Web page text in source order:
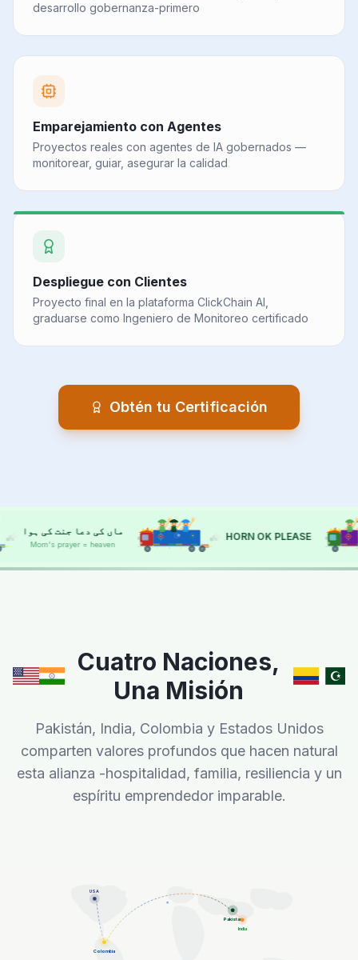
desarrollo gobernanza-primero
Emparejamiento con Agentes
Proyectos reales con agentes de IA gobernados —
monitorear, guiar, asegurar la calidad
Despliegue con Clientes
Proyecto final en la plataforma ClickChain AI,
graduarse como Ingeniero de Monitoreo certificado
Obtén tu Certificación
HORN OK
HORN OK PLEASE حسد سے بچاؤ
Protect from envy
Cuatro Naciones,
Una Misión
Pakistán, India, Colombia y Estados Unidos
comparten valores profundos que hacen natural
esta alianza -hospitalidad, familia, resiliencia y un
espíritu emprendedor imparable.
USA
Colombia
Pakistan
India